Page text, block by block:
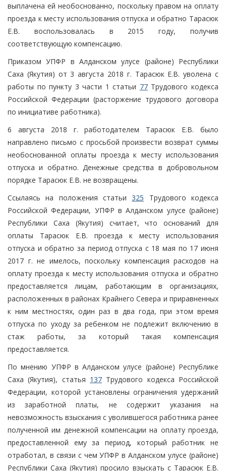
выплачена ей необоснованно, поскольку правом на оплату
проезда к месту использования отпуска и обратно Тарасюк
Е.В. воспользовалась в 2015 году, получив
соответствующую компенсацию.
Приказом УПФР в Алданском улусе (районе) Республики
Саха (Якутия) от 3 августа 2018 г. Тарасюк Е.В. уволена с
работы по пункту 3 части 1 статьи 77Трудового кодекса
Российской Федерации (расторжение трудового договора
по инициативе работника).
6 августа 2018 г. работодателем Тарасюк Е.В. было
направлено письмо с просьбой произвести возврат суммы
необоснованной оплаты проезда к месту использования
отпуска и обратно. Денежные средства в добровольном
порядке Тарасюк Е.В. не возвращены.
Ссылаясь на положения статьи325 Трудового кодекса
Российской Федерации, УПФР в Алданском улусе (районе)
Республики Саха (Якутия) считает, что оснований для
оплаты Тарасюк Е.В. проезда к месту использования
отпуска и обратно за период отпуска с 18 мая по 17 июня
2017 г. не имелось, поскольку компенсация расходов на
оплату проезда к месту использования отпуска и обратно
предоставляется лицам, работающим в организациях,
расположенных в районах Крайнего Севера и приравненных
к ним местностях, один раз в два года, при этом время
отпуска по уходу за ребенком не подлежит включению в
стаж работы, за который такая компенсация
предоставляется.
По мнению УПФР в Алданском улусе (районе) Республике
Саха (Якутия), статья 137 Трудового кодекса Российской
Федерации, которой установлены ограничения удержаний
из заработной платы, не содержит указания на
невозможность взыскания с уволившегося работника ранее
полученной им денежной компенсации на оплату проезда,
предоставленной ему за период, который работник не
отработал, в связи с чем УПФР в Алданском улусе (районе)
Республики Саха (Якутия) просило взыскать с Тарасюк Е.В.